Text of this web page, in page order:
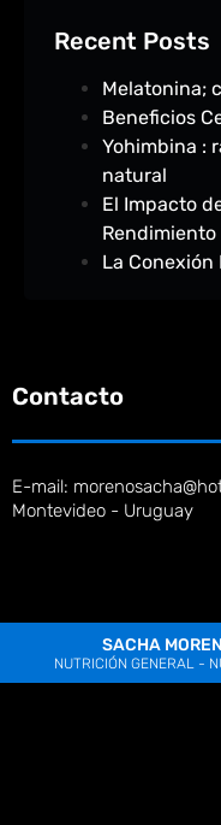
Recent Posts
Melatonina;
Beneficios
Yohimbina :
natural
El Impacto
La
Contacto
E-mail:
Montevideo - Uruguay
SACHA
NUTRICIÓN GENERAL -